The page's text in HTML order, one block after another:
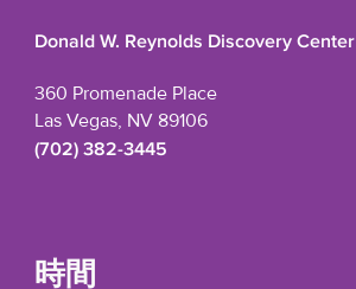
Donald W. Reynolds Discovery Center
360 Promenade Place
Las Vegas, NV 89106
(702) 382-3445
時間